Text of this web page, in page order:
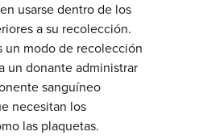
usarse dentro de los
a su recolección.
un modo de recolección
un donante administrar
sanguíneo
necesitan los
las plaquetas.